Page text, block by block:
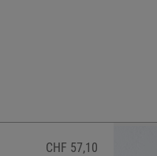
CHF 57,10